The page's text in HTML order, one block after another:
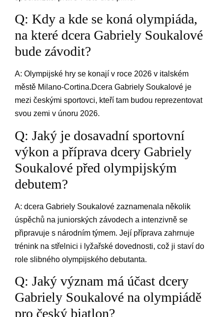
Q: Kdy a kde se koná olympiáda,
na které dcera Gabriely Soukalové
bude závodit?
A: Olympijské hry se konají v roce 2026 v italském
městě Milano-Cortina.Dcera Gabriely Soukalové je
mezi českými sportovci, kteří tam budou reprezentovat
svou zemi v únoru 2026.
Q: Jaký je dosavadní sportovní
výkon a příprava dcery Gabriely
Soukalové před olympijským
debutem?
A: dcera Gabriely Soukalové zaznamenala několik
úspěchů na juniorských závodech a intenzivně se
připravuje s národním týmem. Její příprava zahrnuje
trénink na střelnici i lyžařské dovednosti, což ji staví do
role slibného olympijského debutanta.
Q: Jaký význam má účast dcery
Gabriely Soukalové na olympiádě
pro český biatlon?